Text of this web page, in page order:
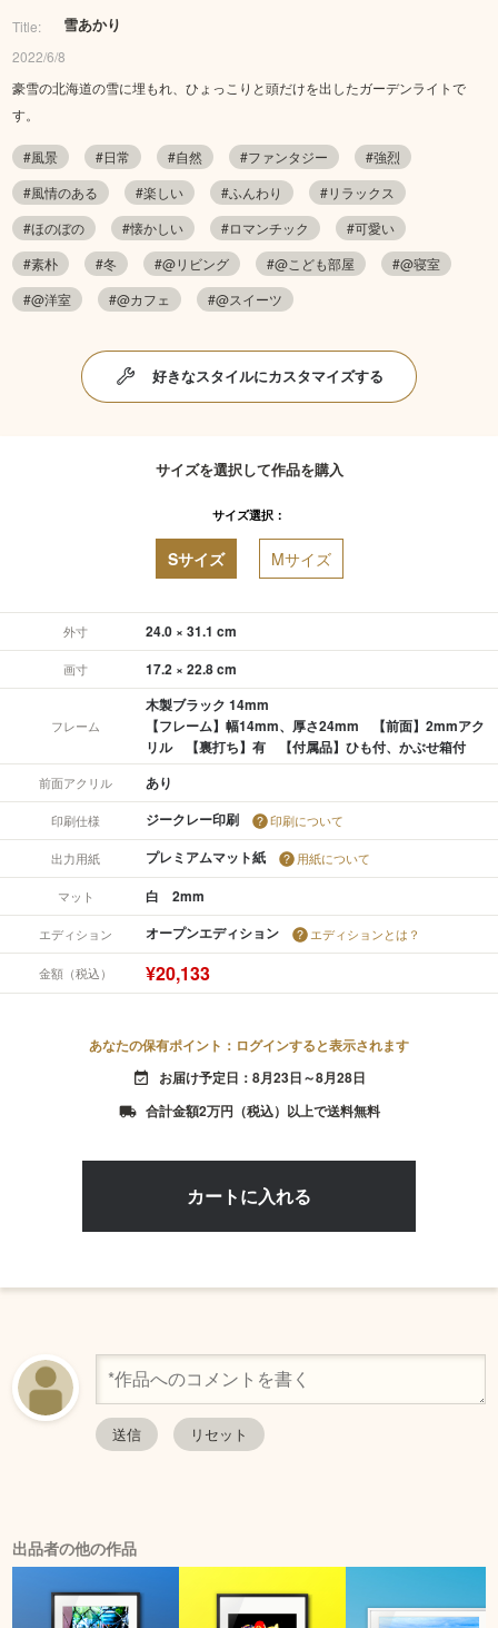
Title: 雪あかり
2022/6/8
豪雪の北海道の雪に埋もれ、ひょっこりと頭だけを出したガーデンライトで
す。
#風景 #日常 #自然 #ファンタジー
#強烈
#風情のある
#楽しい #ふんわり
#リラックス
#ほのぼの
#懐かしい #ロマンチック
#可愛い
#素朴
#冬 #@リビング #@こども部屋
#@寝室
#@洋室
#@カフェ #@スイーツ
好きなスタイルにカスタマイズする
サイズを選択して作品を購入
サイズ選択：
Sサイズ Mサイズ
外寸 24.0 × 31.1 cm
画寸 17.2 × 22.8 cm
フレーム
木製ブラック 14mm
【フレーム】幅14mm、厚さ24mm 【前面】2mmアク
リル 【裏打ち】有 【付属品】ひも付、かぶせ箱付
前面アクリル あり
印刷仕様 ジークレー印刷 印刷について
出力用紙 プレミアムマット紙 用紙について
マット 白 2mm
エディション オープンエディション エディションとは？
金額（税込） ¥20,133
あなたの保有ポイント：ログインすると表示されます
event_available お届け予定日：8月23日～8月28日
local_shipping 合計金額2万円（税込）以上で送料無料
出品者の他の作品